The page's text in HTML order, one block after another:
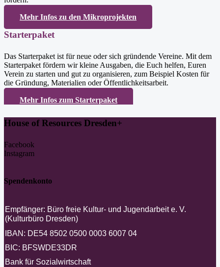
Mehr Infos zu den Mikroprojekten
Starterpaket
Das Starterpaket ist für neue oder sich gründende Vereine. Mit dem
Starterpaket fördern wir kleine Ausgaben, die Euch helfen, Euren
Verein zu starten und gut zu organisieren, zum Beispiel Kosten für
die Gründung, Materialien oder Öffentlichkeitsarbeit.
Mehr Infos zum Starterpaket
House of Resources Dresden+
Facebook
Instagram
Spendenkonto
Empfänger: Büro freie Kultur- und Jugendarbeit e. V.
(Kulturbüro Dresden)
IBAN: DE54 8502 0500 0003 6007 04
BIC: BFSWDE33DR
Bank für Sozialwirtschaft